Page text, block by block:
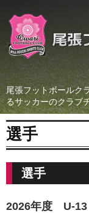
尾張フットボールク
るサッカーのクラブ
選手
選手
2026年度 U-13